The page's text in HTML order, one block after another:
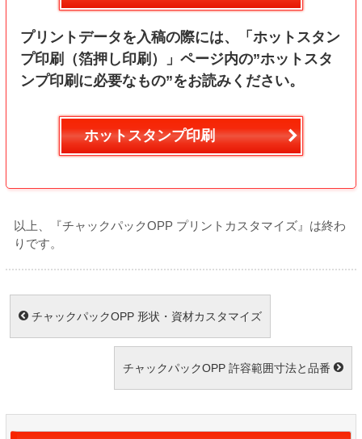
プリントデータを入稿の際には、「ホットスタン
プ印刷（箔押し印刷）」ページ内の”ホットスタ
ンプ印刷に必要なもの”をお読みください。
ホットスタンプ印刷
以上、『チャックパックOPP プリントカスタマイズ』は終わ
りです。
チャックパックOPP 形状・資材カスタマイズ
チャックパックOPP 許容範囲寸法と品番